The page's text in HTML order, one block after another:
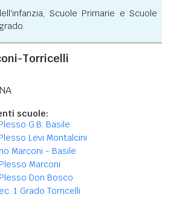
Scuole Primarie e Scuole
Torricelli
NA
scuole:
G.B. Basile
Levi Montalcini
Marconi - Basile
Marconi
Don Bosco
1 Grado Torricelli